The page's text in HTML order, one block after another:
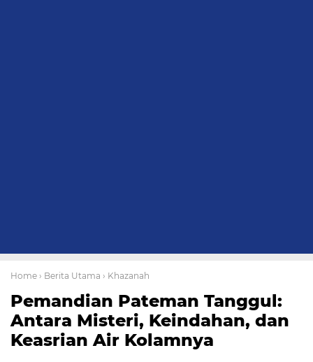
Home › Berita Utama › Khazanah
Pemandian Pateman Tanggul:
Antara Misteri, Keindahan, dan
Keasrian Air Kolamnya